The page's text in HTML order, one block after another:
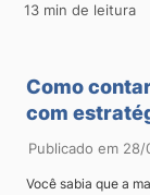
13 min de leitura
Como
com
Publicado em 28/
Você sabia que a